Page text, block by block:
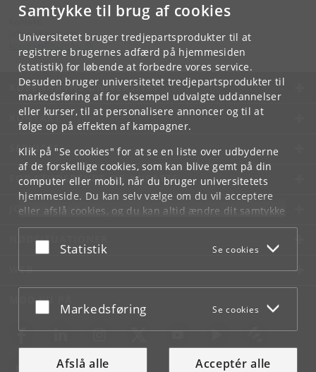
Samtykke til brug af cookies
Universitetet bruger tredjepartsprodukter til at
registrere brugernes adfærd på hjemmesiden
(statistik) for løbende at forbedre vores service.
Desuden bruger universitetet tredjepartsprodukter til
markedsføring af for eksempel udvalgte uddannelser
eller kurser, til at personalisere annoncer og til at
følge op på effekten af kampagner.
Klik på "Se cookies" for at se en liste over udbyderne
af de forskellige cookies, som kan blive gemt på din
computer eller mobil, når du bruger universitetets
hjemmeside. Du kan selv vælge om du vil acceptere
eller afslå cookies, og du kan altid ændre dit samtykke
underCookie- og privatlivspolitiksom du finder i
bunden af hver side.
Acceptér eller afslå
Statistik Se cookies
Acceptér eller afslå
Markedsføring Se cookies
Afslå alle Acceptér alle
Johnny Kondrup
KØBENHAVNS UNIVERSITET
KONTAKT
SERVICES
FOR STUDERENDE OG ANSATTE
JOB OG KARRIERE
NØDSITUATIONER
WEB
MØD KU PÅ